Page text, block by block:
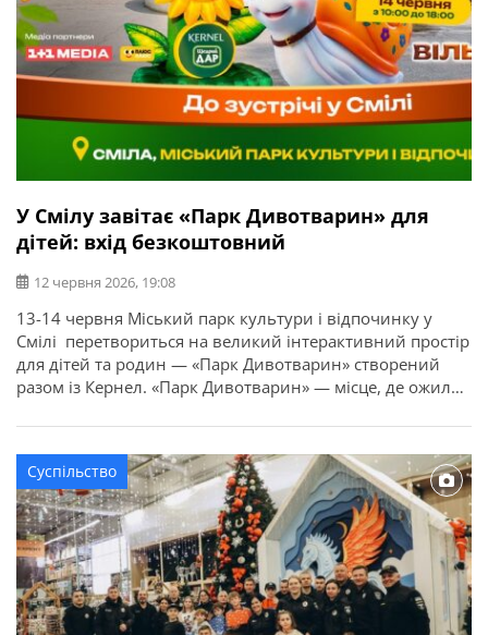
У Смілу завітає «Парк Дивотварин» для
дітей: вхід безкоштовний
12 червня 2026, 19:08
13-14 червня Міський парк культури і відпочинку у
Смілі перетвориться на великий інтерактивний простір
для дітей та родин — «Парк Дивотварин» створений
разом із Кернел. «Парк Дивотварин» — місце, де ожили
листів та історій, які команда збирала по всій Україні. У
центрі простору — гігантські надувні арт-інсталяції саме
[…]
Суспільство